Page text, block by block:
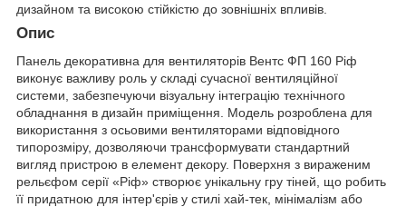
дизайном та високою стійкістю до зовнішніх впливів.
Опис
Панель декоративна для вентиляторів Вентс ФП 160 Ріф
виконує важливу роль у складі сучасної вентиляційної
системи, забезпечуючи візуальну інтеграцію технічного
обладнання в дизайн приміщення. Модель розроблена для
використання з осьовими вентиляторами відповідного
типорозміру, дозволяючи трансформувати стандартний
вигляд пристрою в елемент декору. Поверхня з вираженим
рельєфом серії «Ріф» створює унікальну гру тіней, що робить
її придатною для інтер'єрів у стилі хай-тек, мінімалізм або